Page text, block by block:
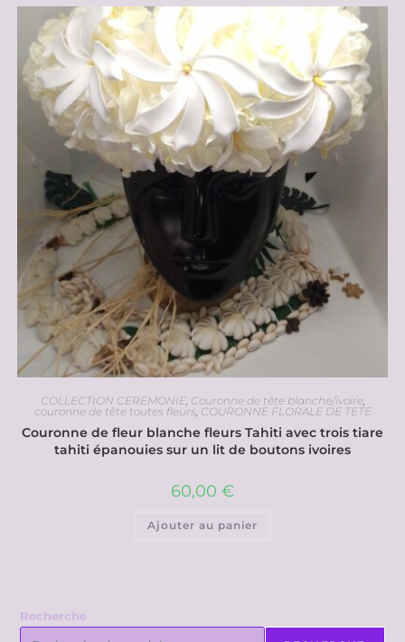
COLLECTION CEREMONIE, Couronne de tête blanche/ivoire,
couronne de tête toutes fleurs COURONNE FLORALE DE TETE
Couronne de fleur blanche fleurs Tahiti avec trois tiare
tahiti épanouies sur un lit de boutons ivoires
60,00 €
Ajouter au panier
Recherche